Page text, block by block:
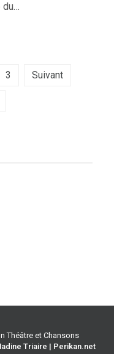
du…
3 Suivant
Théâtre et Chansons
Triaire | Perikan.net